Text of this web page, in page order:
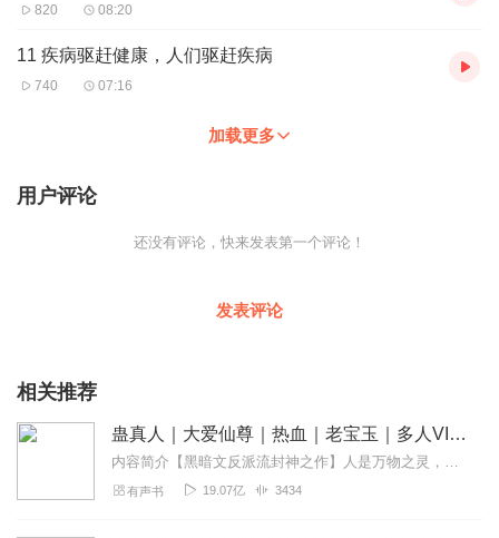
820 08:20
11 疾病驱赶健康，人们驱赶疾病
740 07:16
加载更多
用户评论
还没有评论，快来发表第一个评论！
发表评论
相关推荐
蛊真人｜大爱仙尊｜热血｜老宝玉｜多人VIP免费有声剧
内容简介【黑暗文反派流封神之作】人是万物之灵，蛊是天地真精。一个穿越者不断重生的故事。一个养蛊、炼蛊、用蛊的奇特世界。配音组（男角色）老宝玉旁白...
有声书 19.07亿 3434